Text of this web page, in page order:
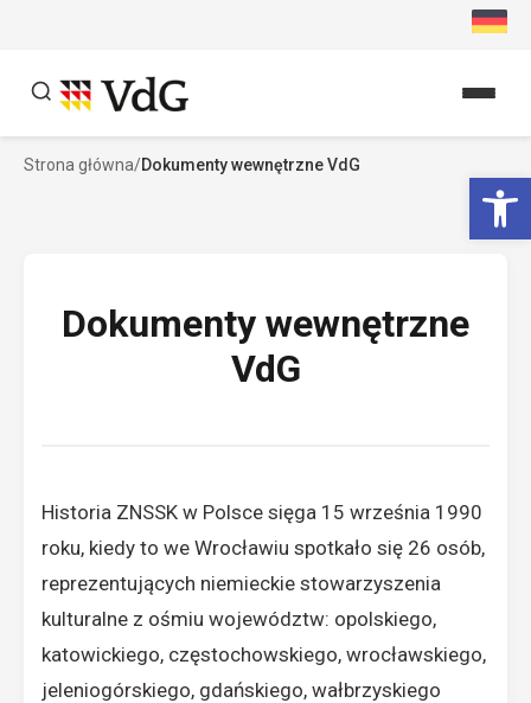
Szukaj
Strona główna/Dokumenty wewnętrzne VdG
Dokumenty wewnętrzne
VdG
Historia ZNSSK w Polsce sięga 15 września 1990
roku, kiedy to we Wrocławiu spotkało się 26 osób,
reprezentujących niemieckie stowarzyszenia
kulturalne z ośmiu województw: opolskiego,
katowickiego, częstochowskiego, wrocławskiego,
jeleniogórskiego, gdańskiego, wałbrzyskiego